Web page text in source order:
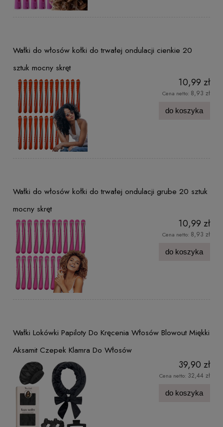
Wałki do włosów kołki do trwałej ondulacji cienkie 20
sztuk mocny skręt
10,99 zł
Cena netto: 8,93 zł
do koszyka
Wałki do włosów kołki do trwałej ondulacji grube 20 sztuk
mocny skręt
10,99 zł
Cena netto: 8,93 zł
do koszyka
Wałki Lokówki Papiloty Do Kręcenia Włosów Blowout Miękki
Aksamit Czepek Klamra Do Włosów
39,90 zł
Cena netto: 32,44 zł
do koszyka